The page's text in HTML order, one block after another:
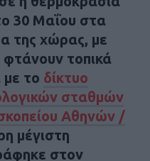
30 Μαΐου στα
της χώρας, με
φτάνουν τοπικά
το δίκτυο
σταθμών
Αθηνών /
μέγιστη
στον